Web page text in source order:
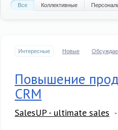
Все Коллективные
Интересные Новые
Повышение
CRM
SalesUP - ultimate sales